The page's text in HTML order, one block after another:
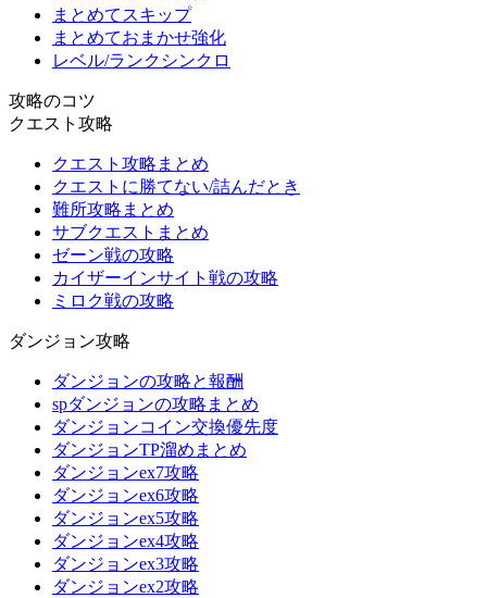
まとめてスキップ
まとめておまかせ強化
レベル/ランクシンクロ
攻略のコツ
クエスト攻略
クエスト攻略まとめ
クエストに勝てない/詰んだとき
難所攻略まとめ
サブクエストまとめ
ゼーン戦の攻略
カイザーインサイト戦の攻略
ミロク戦の攻略
ダンジョン攻略
ダンジョンの攻略と報酬
spダンジョンの攻略まとめ
ダンジョンコイン交換優先度
ダンジョンTP溜めまとめ
ダンジョンex7攻略
ダンジョンex6攻略
ダンジョンex5攻略
ダンジョンex4攻略
ダンジョンex3攻略
ダンジョンex2攻略